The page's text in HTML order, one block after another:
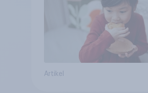
Artikel